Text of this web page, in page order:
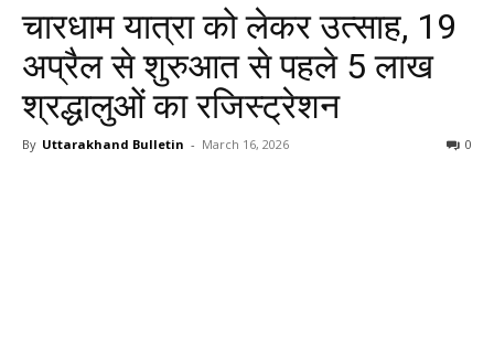
चारधाम यात्रा को लेकर उत्साह, 19
अप्रैल से शुरुआत से पहले 5 लाख
श्रद्धालुओं का रजिस्ट्रेशन
By Uttarakhand Bulletin - March 16, 2026 0